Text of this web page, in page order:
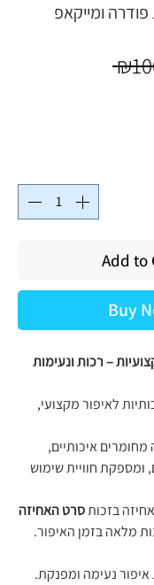
פודרה ומייקאפ
Add to
Buy
– רכות ונעימות
איכותיות לאיפור מקצועי,
איכותיים,
ומספקת חוויית שימוש
בזכותסרט האחיזה
מלאה בזמן האיפור.
איפור נעימה ומפנקת.